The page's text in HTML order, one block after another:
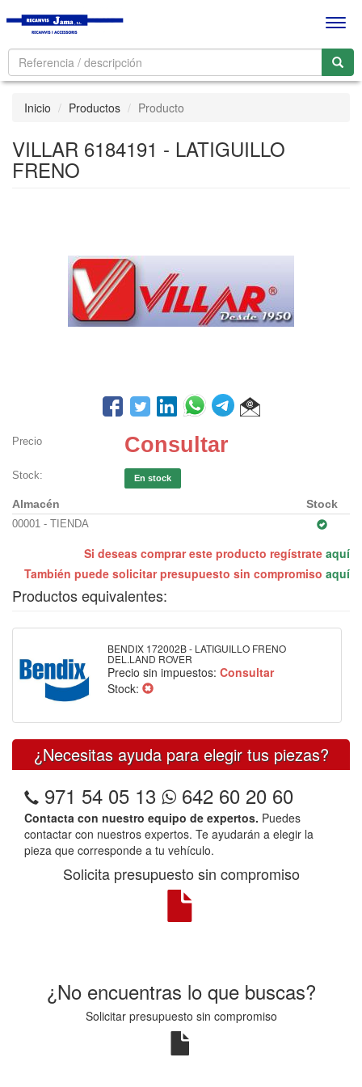
Inicio Productos Producto
VILLAR 6184191 - LATIGUILLO
FRENO
Precio Consultar
Stock: En stock
Almacén Stock
00001 - TIENDA
Si deseas comprar este producto regístrate aquí
También puede solicitar presupuesto sin compromiso aquí
Productos equivalentes:
BENDIX 172002B - LATIGUILLO FRENO
DEL.LAND ROVER
Precio sin impuestos: Consultar
Stock:
¿Necesitas ayuda para elegir tus piezas?
971 54 05 13 642 60 20 60
Contacta con nuestro equipo de expertos. Puedes
contactar con nuestros expertos. Te ayudarán a elegir la
pieza que corresponde a tu vehículo.
Solicita presupuesto sin compromiso
¿No encuentras lo que buscas?
Solicitar presupuesto sin compromiso